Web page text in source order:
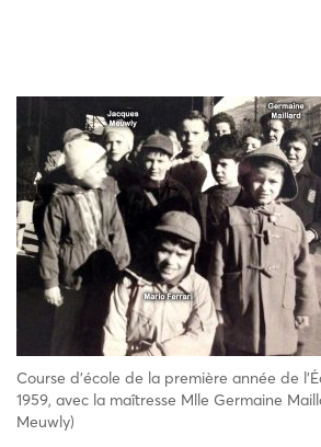
Course d’école de la première année de
1959, avec la maîtresse Mlle Germaine
Meuwly)